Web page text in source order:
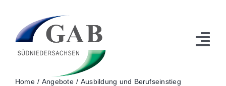
springen
Home Angebote Ausbildung und Berufseinstieg